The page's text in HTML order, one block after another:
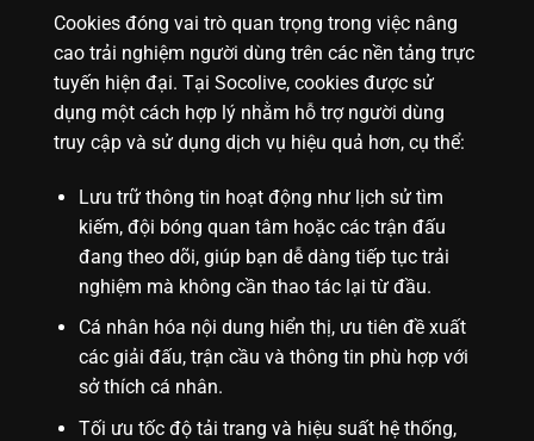
Cookies đóng vai trò quan trọng trong việc nâng
cao trải nghiệm người dùng trên các nền tảng trực
tuyến hiện đại. Tại Socolive, cookies được sử
dụng một cách hợp lý nhằm hỗ trợ người dùng
truy cập và sử dụng dịch vụ hiệu quả hơn, cụ thể:
Lưu trữ thông tin hoạt động như lịch sử tìm
kiếm, đội bóng quan tâm hoặc các trận đấu
đang theo dõi, giúp bạn dễ dàng tiếp tục trải
nghiệm mà không cần thao tác lại từ đầu.
Cá nhân hóa nội dung hiển thị, ưu tiên đề xuất
các giải đấu, trận cầu và thông tin phù hợp với
sở thích cá nhân.
Tối ưu tốc độ tải trang và hiệu suất hệ thống,